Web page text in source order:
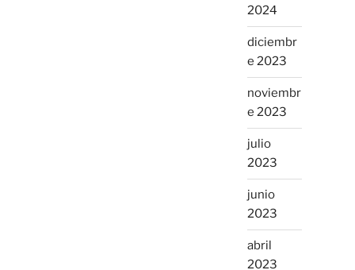
2024
diciembr
e 2023
noviembr
e 2023
julio
2023
junio
2023
abril
2023